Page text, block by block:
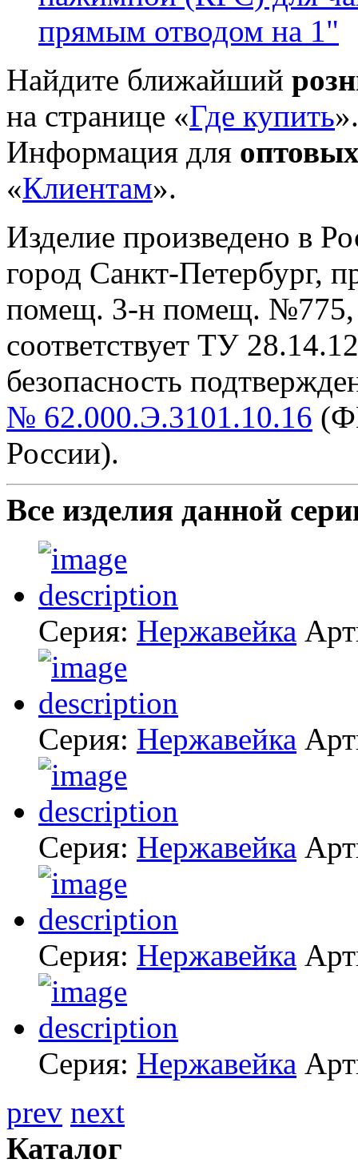
прямым отводом на 1"
Найдите ближайший
на странице «Где купить».
Информация для
«Клиентам».
Изделие произведено в
город Санкт-Петербург,
помещ. 3-н помещ. №775,
cоответствует ТУ
безопасность
№ 62.000.Э.3101.10.16
России).
Все изделия данной
Серия: Нержавейка
Серия: Нержавейка
Серия: Нержавейка
Серия: Нержавейка
Серия: Нержавейка
prev next
Каталог